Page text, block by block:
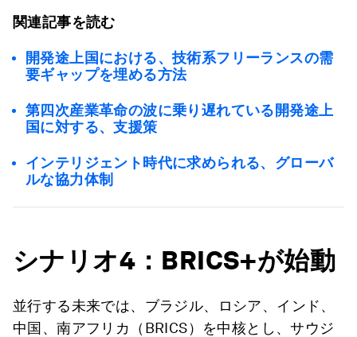
関連記事を読む
開発途上国における、技術系フリーランスの需
要ギャップを埋める方法
第四次産業革命の波に乗り遅れている開発途上
国に対する、支援策
インテリジェント時代に求められる、グローバ
ルな協力体制
シナリオ4：BRICS+が始動
並行する未来では、ブラジル、ロシア、インド、
中国、南アフリカ（BRICS）を中核とし、サウジ